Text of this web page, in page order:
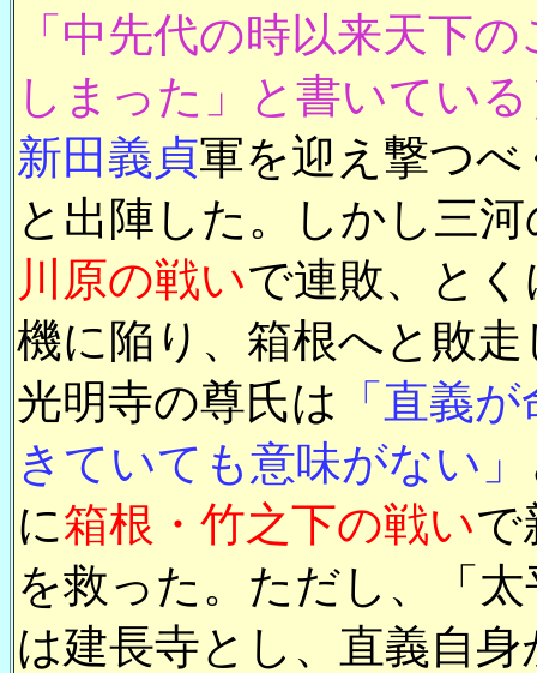
「中先代の時以来天下
しまった」と書いてい
新田義貞軍を迎え撃つ
と出陣した。しかし三河
川原の戦いで連敗、と
機に陥り、箱根へと敗
光明寺の尊氏は 「直義
きていても意味がない」
に箱根・竹之下の戦いで
を救った。ただし、「
は建長寺とし、直義自